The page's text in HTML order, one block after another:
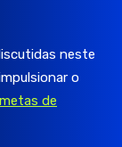
neste
o
metas de